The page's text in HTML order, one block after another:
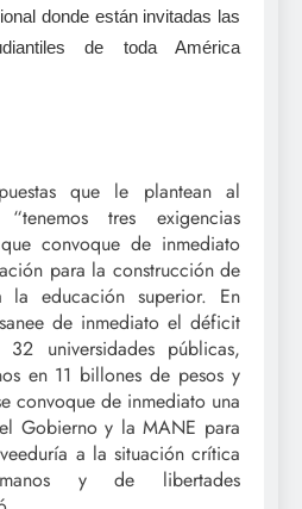
donde están invitadas las
de toda América
que le plantean al
tres exigencias
convoque de inmediato
para la construcción de
la educación superior. En
de inmediato el déficit
universidades públicas,
en 11 billones de pesos y
convoque de inmediato una
Gobierno y la MANE para
a la situación crítica
y de libertades